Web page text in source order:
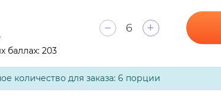
баллах: 203
+
количество для заказа: 6 порции